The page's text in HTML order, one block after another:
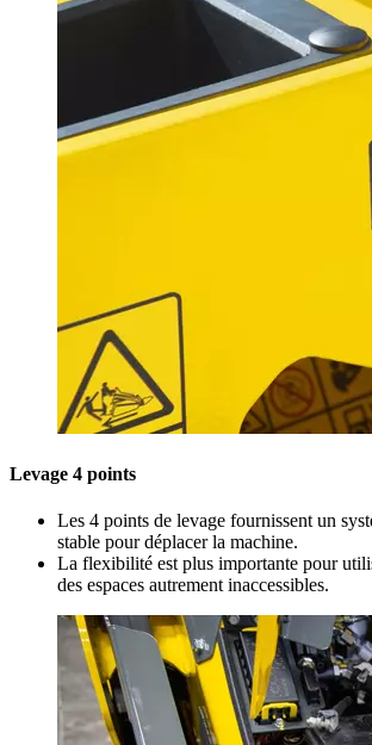
Levage 4 points
Les 4 points de levage fournissent un
stable pour déplacer la machine.
La flexibilité est plus importante pour
des espaces autrement inaccessibles.